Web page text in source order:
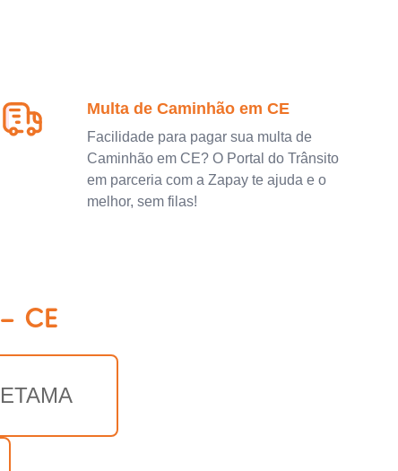
Multa de Caminhão em CE
Facilidade para pagar sua multa de
Caminhão em CE? O Portal do Trânsito
em parceria com a Zapay te ajuda e o
melhor, sem filas!
CE